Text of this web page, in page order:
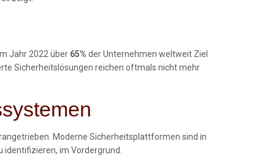
Jahr 2022 über 65% der Unternehmen weltweit Ziel
Sicherheitslösungen reichen oftmals nicht mehr
Moderne Sicherheitsplattformen sind in
im Vordergrund.